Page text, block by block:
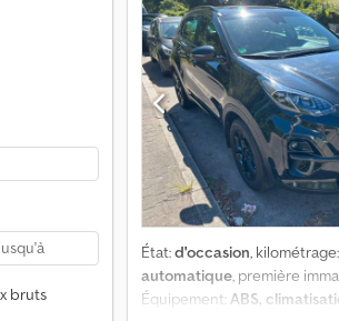
bruts
modifications et d’erreurs.
État:d'occasion, kilométrage:
automatique, première
Équipement: ABS,